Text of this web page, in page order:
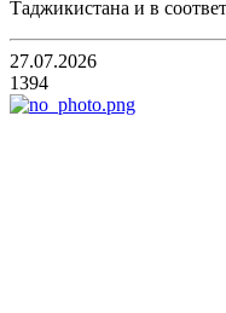
Таджикистана и в
27.07.2026
1394